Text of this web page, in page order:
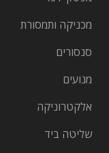
מכניקה ותמסורת
סנסורים
מנועים
אלקטרוניקה
שליטה ביד